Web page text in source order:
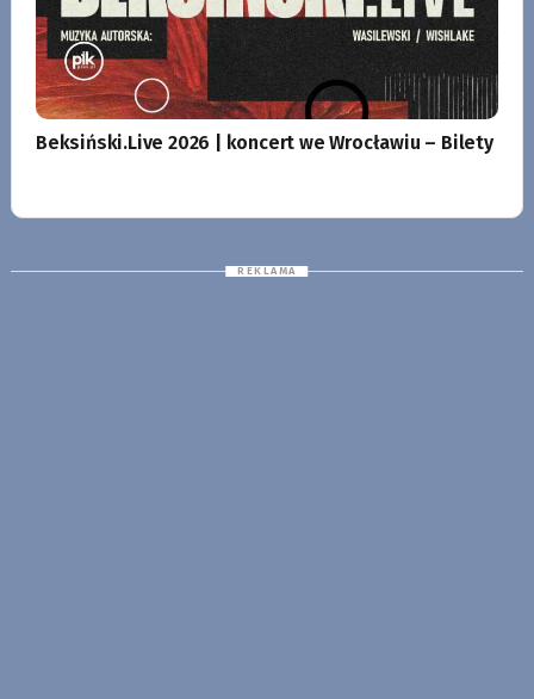
Beksiński.Live 2026 | koncert we Wrocławiu – Bilety